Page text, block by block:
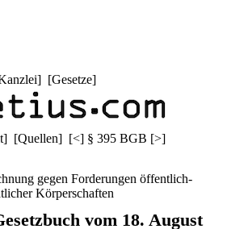
] [Gesetze]
] [Quellen] [<] § 395 BGB [>]
gegen Forderungen öffentlich-
Körperschaften
vom 18. August